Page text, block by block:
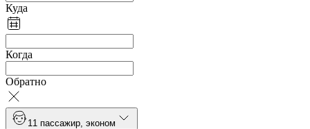
Куда
Когда
Обратно
1 1 пассажир эконом